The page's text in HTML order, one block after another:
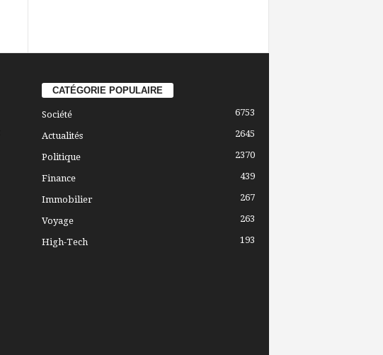
CATÉGORIE POPULAIRE
Société 6753
Actualités 2645
Politique 2370
Finance 439
Immobilier 267
Voyage 263
High-Tech 193